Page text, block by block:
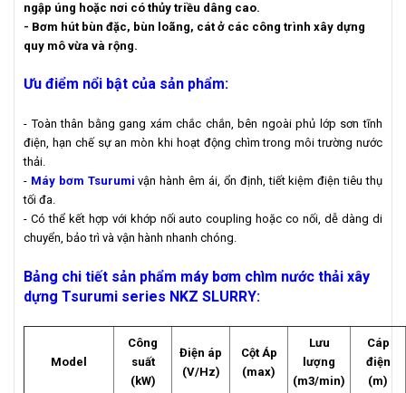
ngập úng hoặc nơi có thủy triều dâng cao.
- Bơm hút bùn đặc, bùn loãng, cát ở các công trình xây dựng
quy mô vừa và rộng.
Ưu điểm nổi bật của sản phẩm:
- Toàn thân bằng gang xám chắc chắn, bên ngoài phủ lớp sơn tĩnh
điện, hạn chế sự an mòn khi hoạt động chìm trong môi trường nước
thải.
- Máy bơm Tsurumi vận hành êm ái, ổn định, tiết kiệm điện tiêu thụ
tối đa.
- Có thể kết hợp với khớp nối auto coupling hoặc co nối, dễ dàng di
chuyển, bảo trì và vận hành nhanh chóng.
Bảng chi tiết sản phẩm máy bơm chìm nước thải xây
dựng Tsurumi series NKZ SLURRY:
Model
Công
suất
(kW)
Điện áp
(V/Hz)
Cột Áp
(max)
Lưu
lượng
(m3/min)
Cáp
điện
(m)